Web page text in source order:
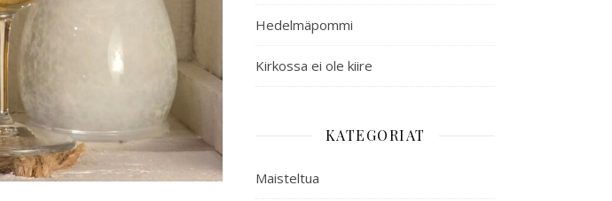
Hedelmäpommi
Kirkossa ei ole kiire
KATEGORIAT
Maisteltua